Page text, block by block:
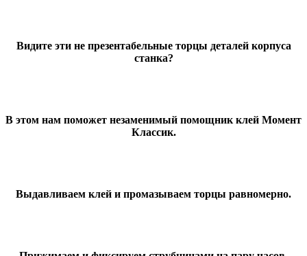
Видите эти не презентабельные торцы деталей корпуса
станка?
В этом нам поможет незаменимый помощник клей Момент
Классик.
Выдавливаем клей и промазываем торцы равномерно.